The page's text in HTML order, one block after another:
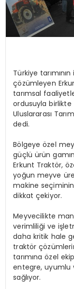
Türkiye
çözümleyen
tarımsal
ordusuyla birlikte
Uluslararası
dedi.
Bölgeye özel
güçlü ürün
Erkunt Traktör,
yoğun meyve
makine
dikkat çekiyor.
Meyvecilikte
verimliliği ve
daha kritik hale
traktör
tarımına özel
entegre, uyumlu
sağlıyor.